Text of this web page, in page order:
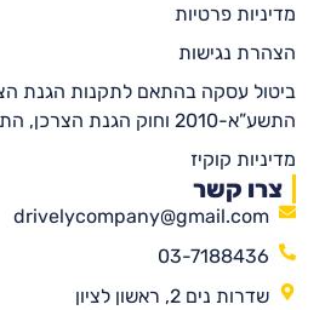
מדיניות פרטיות
הצהרת נגישות
ביטול עסקה בהתאם לתקנות הגנת
התשע”א-2010 וחוק הגנת הצרכן, התשמ”א-1981″
מדיניות קוקיז
צרו קשר
drivelycompany@gmail.com
03-7188436
שדרות נים 2, ראשון לציון